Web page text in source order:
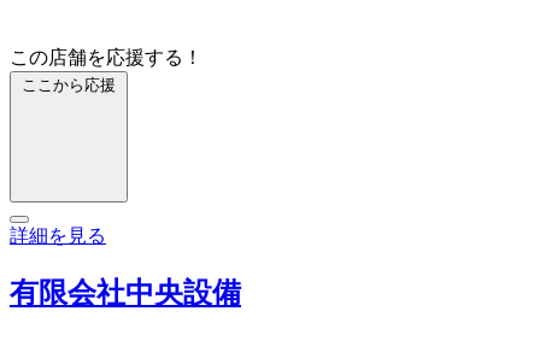
この店舗を応援する！
ここから応援
詳細を見る
有限会社中央設備